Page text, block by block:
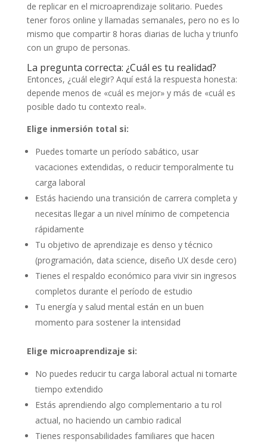
de replicar en el microaprendizaje solitario. Puedes
tener foros online y llamadas semanales, pero no es lo
mismo que compartir 8 horas diarias de lucha y triunfo
con un grupo de personas.
La pregunta correcta: ¿Cuál es tu realidad?
Entonces, ¿cuál elegir? Aquí está la respuesta honesta:
depende menos de «cuál es mejor» y más de «cuál es
posible dado tu contexto real».
Elige inmersión total si:
Puedes tomarte un período sabático, usar
vacaciones extendidas, o reducir temporalmente tu
carga laboral
Estás haciendo una transición de carrera completa y
necesitas llegar a un nivel mínimo de competencia
rápidamente
Tu objetivo de aprendizaje es denso y técnico
(programación, data science, diseño UX desde cero)
Tienes el respaldo económico para vivir sin ingresos
completos durante el período de estudio
Tu energía y salud mental están en un buen
momento para sostener la intensidad
Elige microaprendizaje si:
No puedes reducir tu carga laboral actual ni tomarte
tiempo extendido
Estás aprendiendo algo complementario a tu rol
actual, no haciendo un cambio radical
Tienes responsabilidades familiares que hacen